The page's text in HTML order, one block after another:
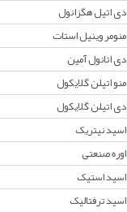
دی اتیل هگزانول
منومر وینیل استات
دی اتانول آمین
منو اتیلن گلایکول
دی اتیلن گلایکول
اسید نیتریک
اوره صنعتی
اسید استیک
اسید ترفتالیک